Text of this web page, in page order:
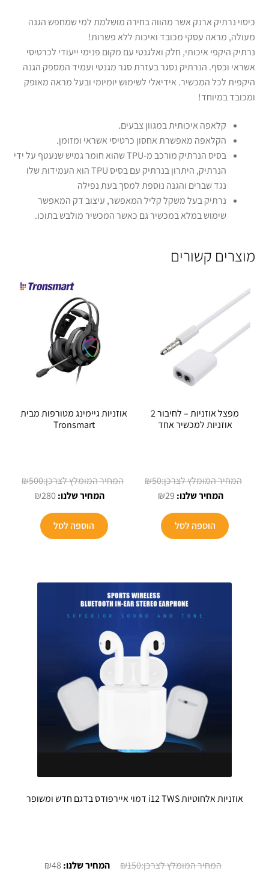
כיסוי נרתיק ארנק אשר מהווה בחירה מושלמת למי שמחפש הגנה
מעולה, מראה עסקי מכובד ואיכות ללא פשרות!
נרתיק היקפי איכותי, חלק ואלגנטי עם מקום פנימי ייעודי לכרטיסי
אשראי וכסף. הנרתיק נסגר בעזרת סגר מגנטי ועמיד המספק הגנה
היקפית לכל המכשיר. אידיאלי לשימוש יומיומי ובעל מראה מאופק
ומכובד במיוחד!
קלאפה איכותית במגוון צבעים.
הקלאפה מאפשרת אחסון כרטיסי אשראי ומזומן.
בסיס הנרתיק מורכב מ-TPU שהוא חומר גמיש שנעטף על ידי
הנרתיק, היתרון בנרתיק עם בסיס TPU הוא העמידות שלו
נגד שברים והגנה נוספת למסך בעת נפילה
נרתיק בעל משקל קליל המאפשר, עיצוב דק המאפשר
שימוש במלא במכשיר גם כאשר המכשיר מולבש בתוכו.
מוצרים קשורים
מפצל אוזניות – לחיבור 2
אוזניות למכשיר אחד
₪50 המחיר
₪29
הוספה לסל
אוזניות גיימינג מטורפות מבית
Tronsmart
₪500
₪280 המחיר
הוספה לסל
אוזניות אלחוטיות i12 TWS דמוי איירפודס בדגם חדש ומשופר
₪150
המחיר
₪48